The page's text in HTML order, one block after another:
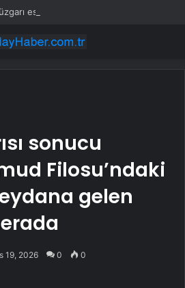
sonucu
Filosu’ndaki
gelen
19, 2026 0 0